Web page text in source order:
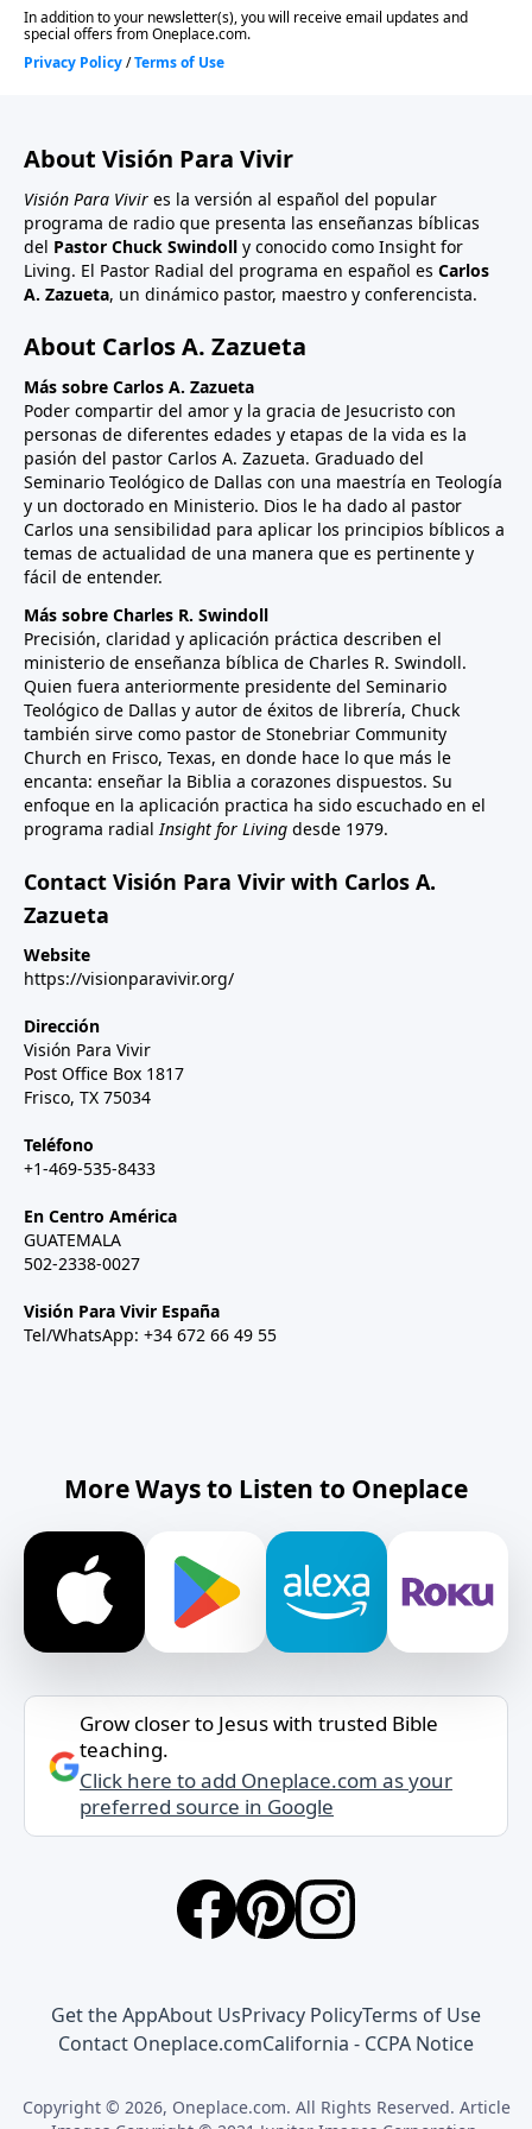
About Visión Para Vivir
Visión Para Vivir es la versión al español del popular
programa de radio que presenta las enseñanzas bíblicas
del Pastor Chuck Swindoll y conocido como Insight for
Living. El Pastor Radial del programa en español es Carlos
A. Zazueta, un dinámico pastor, maestro y conferencista.
About Carlos A. Zazueta
Más sobre Carlos A. Zazueta
Poder compartir del amor y la gracia de Jesucristo con
personas de diferentes edades y etapas de la vida es la
pasión del pastor Carlos A. Zazueta. Graduado del
Seminario Teológico de Dallas con una maestría en Teología
y un doctorado en Ministerio. Dios le ha dado al pastor
Carlos una sensibilidad para aplicar los principios bíblicos a
temas de actualidad de una manera que es pertinente y
fácil de entender.
Más sobre Charles R. Swindoll
Precisión, claridad y aplicación práctica describen el
ministerio de enseñanza bíblica de Charles R. Swindoll.
Quien fuera anteriormente presidente del Seminario
Teológico de Dallas y autor de éxitos de librería, Chuck
también sirve como pastor de Stonebriar Community
Church en Frisco, Texas, en donde hace lo que más le
encanta: enseñar la Biblia a corazones dispuestos. Su
enfoque en la aplicación practica ha sido escuchado en el
programa radialInsight for Living desde 1979.
Contact Visión Para Vivir with Carlos A.
Zazueta
Website
https://visionparavivir.org/
Dirección
Visión Para Vivir
Post Office Box 1817
Frisco, TX 75034
Teléfono
+1-469-535-8433
En Centro América
GUATEMALA
502-2338-0027
Visión Para Vivir España
Tel/WhatsApp: +34 672 66 49 55
More Ways to Listen to Oneplace
Grow closer to Jesus with trusted Bible
teaching.
Click here to add Oneplace.com as your
preferred source in Google
Get the AppAbout UsPrivacy PolicyTerms of Use
Contact Oneplace.comCalifornia - CCPA Notice
Copyright © 2026, Oneplace.com. All Rights Reserved. Article